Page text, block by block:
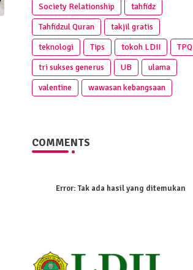
Society Relationship
tahfidz
Tahfidzul Quran
takjil gratis
teknologi
Tips tokoh LDII
TPQ
tri sukses generus
UB
ulama
valentine
wawasan kebangsaan
COMMENTS
Error:Tak ada hasil yang ditemukan